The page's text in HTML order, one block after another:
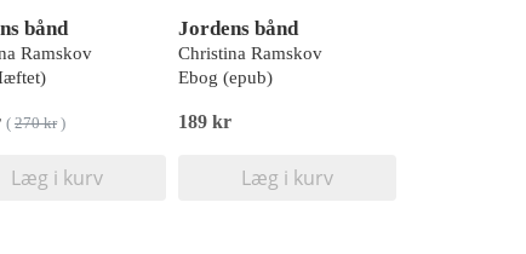
bånd
Ramskov
( 270 kr)
Læg i kurv
Jordens bånd
Christina Ramskov
Ebog (epub)
189 kr
Læg i kurv